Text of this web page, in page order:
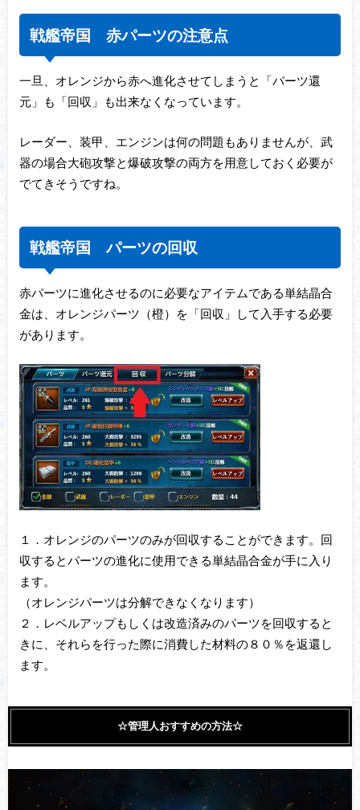
戦艦帝国 赤パーツの注意点
一旦、オレンジから赤へ進化させてしまうと「パーツ還
元」も「回収」も出来なくなっています。
レーダー、装甲、エンジンは何の問題もありませんが、武
器の場合大砲攻撃と爆破攻撃の両方を用意しておく必要が
でてきそうですね。
戦艦帝国 パーツの回収
赤パーツに進化させるのに必要なアイテムである単結晶合
金は、オレンジパーツ（橙）を「回収」して入手する必要
があります。
１．オレンジのパーツのみが回収することができます。回
収するとパーツの進化に使用できる単結晶合金が手に入り
ます。
（オレンジパーツは分解できなくなります）
２．レベルアップもしくは改造済みのパーツを回収すると
きに、それらを行った際に消費した材料の８０％を返還し
ます。
☆管理人おすすめの方法☆